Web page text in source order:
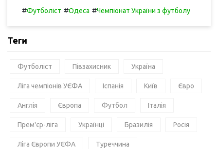
#Футболіст #Одеса #Чемпіонат України з футболу
Теги
Футболіст Півзахисник Україна
Ліга чемпіонів УЄФА Іспанія Київ Євро
Англія Європа Футбол Італія
Прем'єр-ліга Українці Бразилія Росія
Ліга Європи УЄФА Туреччина